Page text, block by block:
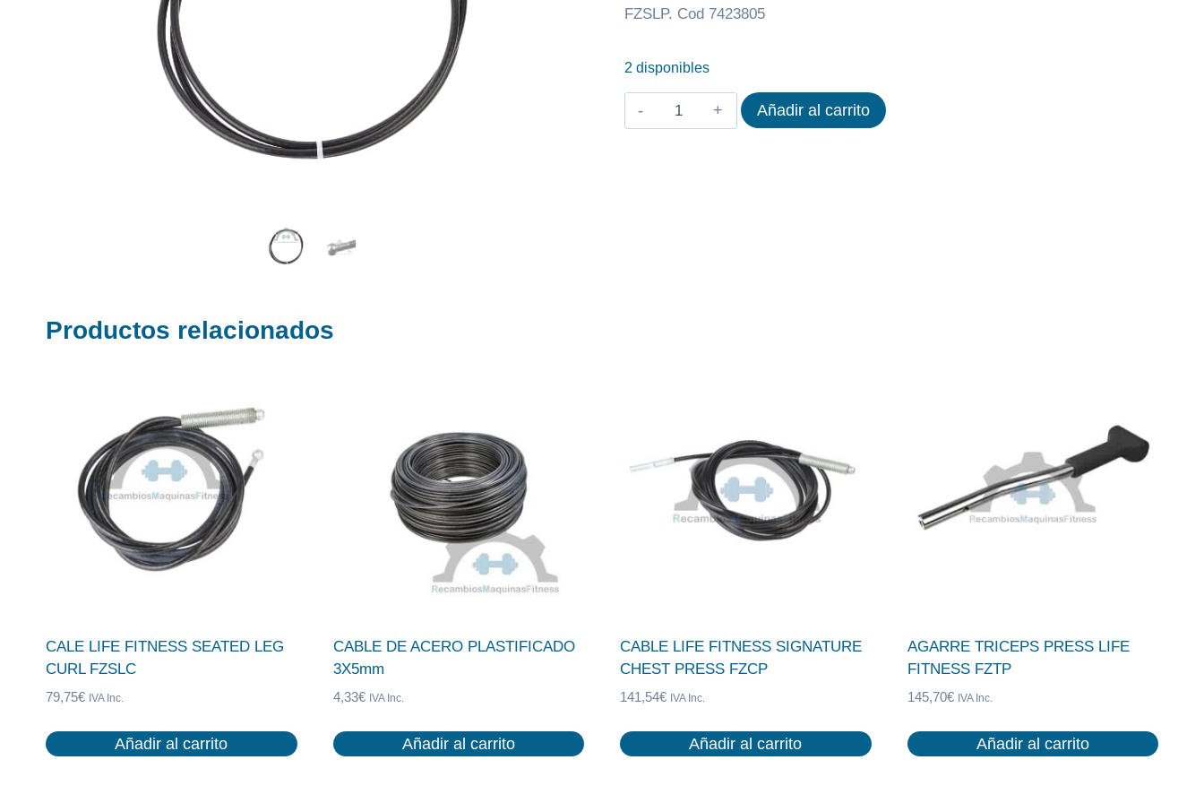
FZSLP. Cod 7423805
2 disponibles
CABLE
LIFE
Añadir al carrito
Productos relacionados
CALE LIFE FITNESS SEATED LEG
CURL FZSLC
79,75€ IVA Inc.
Añadir al carrito
CABLE DE ACERO PLASTIFICADO
3X5mm
4,33€ IVA Inc.
Añadir al carrito
CABLE LIFE FITNESS SIGNATURE
CHEST PRESS FZCP
141,54€ IVA Inc.
Añadir al carrito
AGARRE TRICEPS PRESS LIFE
FITNESS FZTP
145,70€ IVA Inc.
Añadir al carrito